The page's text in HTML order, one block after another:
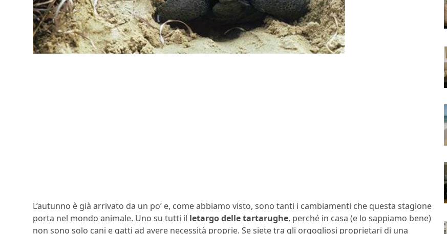
L’autunno è già arrivato da un po’ e, come abbiamo visto, sono tanti i cambiamenti che questa stagione
porta nel mondo animale. Uno su tutti il letargo delle tartarughe, perché in casa (e lo sappiamo bene)
non sono solo cani e gatti ad avere necessità proprie. Se siete tra gli orgogliosi proprietari di una